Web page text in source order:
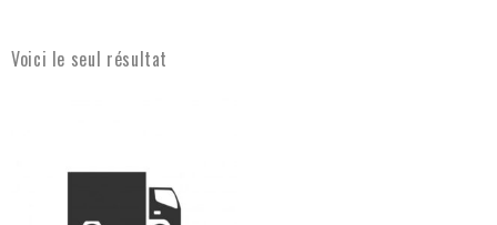
Voici le seul résultat